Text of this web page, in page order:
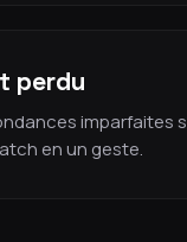
perdu
imparfaites
en un geste.